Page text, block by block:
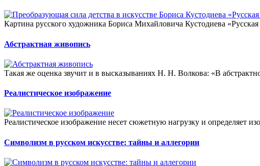
Картина русского художника Бориса Михайловича Кустодиева
Абстрактная живопись
Такая же оценка звучит и в высказываниях Н. Н. Волкова: «В
Реалистическое изображение
Реалистическое изображение несет сюжетную нагрузку и определяет
Символизм в русском искусстве: тайны и аллегории